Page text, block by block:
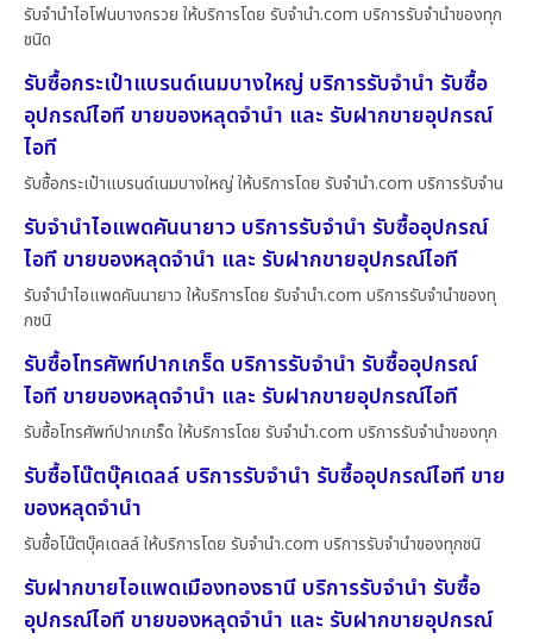
รับจำนำไอโฟนบางกรวย ให้บริการโดย รับจํานํา.com บริการรับจำนำของทุก
ชนิด
รับซื้อกระเป๋าแบรนด์เนมบางใหญ่ บริการรับจำนำ รับซื้อ
อุปกรณ์ไอที ขายของหลุดจำนำ และ รับฝากขายอุปกรณ์
ไอที
รับซื้อกระเป๋าแบรนด์เนมบางใหญ่ ให้บริการโดย รับจํานํา.com บริการรับจำน
รับจำนำไอแพดคันนายาว บริการรับจำนำ รับซื้ออุปกรณ์
ไอที ขายของหลุดจำนำ และ รับฝากขายอุปกรณ์ไอที
รับจำนำไอแพดคันนายาว ให้บริการโดย รับจํานํา.com บริการรับจำนำของทุ
กชนิ
รับซื้อโทรศัพท์ปากเกร็ด บริการรับจำนำ รับซื้ออุปกรณ์
ไอที ขายของหลุดจำนำ และ รับฝากขายอุปกรณ์ไอที
รับซื้อโทรศัพท์ปากเกร็ด ให้บริการโดย รับจํานํา.com บริการรับจำนำของทุก
รับซื้อโน๊ตบุ๊คเดลล์ บริการรับจำนำ รับซื้ออุปกรณ์ไอที ขาย
ของหลุดจำนำ
รับซื้อโน๊ตบุ๊คเดลล์ ให้บริการโดย รับจํานํา.com บริการรับจำนำของทุกชนิ
รับฝากขายไอแพดเมืองทองธานี บริการรับจำนำ รับซื้อ
อุปกรณ์ไอที ขายของหลุดจำนำ และ รับฝากขายอุปกรณ์